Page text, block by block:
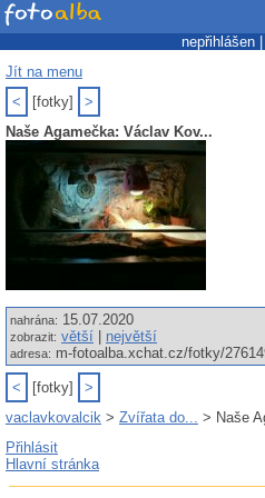
nepřihlášen |
Jít na menu
<
[fotky]
>
Naše Agamečka: Václav Kov...
nahrána: 15.07.2020
zobrazit: větší největší
adresa: m-fotoalba.xchat.cz/fotky/
< [fotky]
>
vaclavkovalcik > Zvířata do... > Naše
Přihlásit
Hlavní stránka